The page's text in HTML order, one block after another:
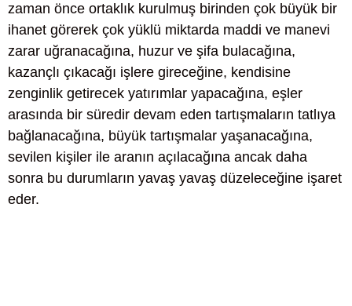
zaman önce ortaklık kurulmuş birinden çok büyük bir
ihanet görerek çok yüklü miktarda maddi ve manevi
zarar uğranacağına, huzur ve şifa bulacağına,
kazançlı çıkacağı işlere gireceğine, kendisine
zenginlik getirecek yatırımlar yapacağına, eşler
arasında bir süredir devam eden tartışmaların tatlıya
bağlanacağına, büyük tartışmalar yaşanacağına,
sevilen kişiler ile aranın açılacağına ancak daha
sonra bu durumların yavaş yavaş düzeleceğine işaret
eder.